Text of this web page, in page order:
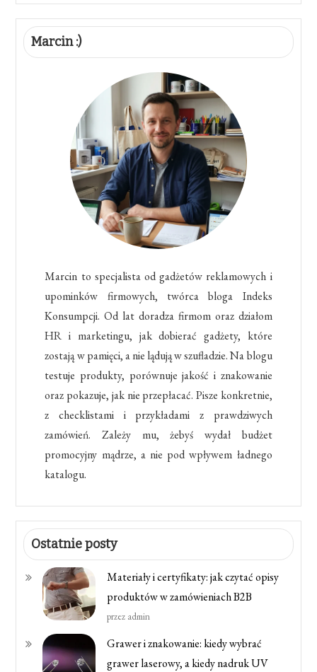
Marcin :)
Marcin to specjalista od gadżetów reklamowych i
upominków firmowych, twórca bloga Indeks
Konsumpcji. Od lat doradza firmom oraz działom
HR i marketingu, jak dobierać gadżety, które
zostają w pamięci, a nie lądują w szufladzie. Na blogu
testuje produkty, porównuje jakość i znakowanie
oraz pokazuje, jak nie przepłacać. Pisze konkretnie,
z checklistami i przykładami z prawdziwych
zamówień. Zależy mu, żebyś wydał budżet
promocyjny mądrze, a nie pod wpływem ładnego
katalogu.
Ostatnie posty
Materiały i certyfikaty: jak czytać opisy
produktów w zamówieniach B2B
przez admin
Grawer i znakowanie: kiedy wybrać
grawer laserowy, a kiedy nadruk UV